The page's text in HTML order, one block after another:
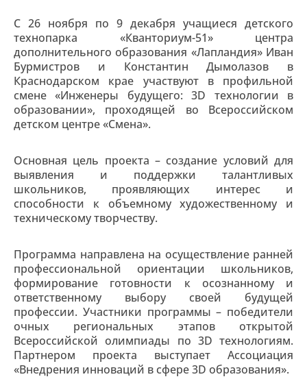
С 26 ноября по 9 декабря учащиеся детского
технопарка «Кванториум-51» центра
дополнительного образования «Лапландия» Иван
Бурмистров и Константин Дымолазов в
Краснодарском крае участвуют в профильной
смене «Инженеры будущего: 3D технологии в
образовании», проходящей во Всероссийском
детском центре «Смена».
Основная цель проекта – создание условий для
выявления и поддержки талантливых
школьников, проявляющих интерес и
способности к объемному художественному и
техническому творчеству.
Программа направлена на осуществление ранней
профессиональной ориентации школьников,
формирование готовности к осознанному и
ответственному выбору своей будущей
профессии. Участники программы – победители
очных региональных этапов открытой
Всероссийской олимпиады по 3D технологиям.
Партнером проекта выступает Ассоциация
«Внедрения инноваций в сфере 3D образования».